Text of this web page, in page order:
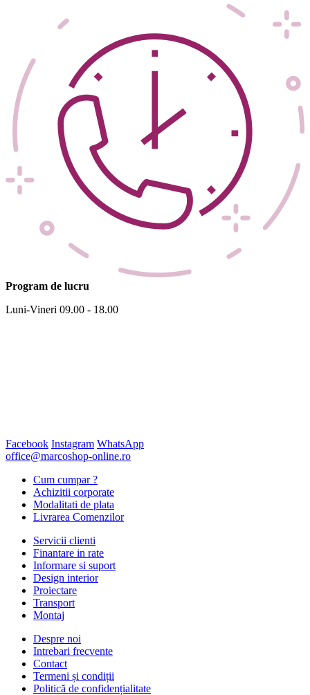
Program de lucru
Luni-Vineri 09.00 - 18.00
Facebook Instagram WhatsApp
office@marcoshop-online.ro
Cum cumpar ?
Achizitii corporate
Modalitati de plata
Livrarea Comenzilor
Servicii clienti
Finantare in rate
Informare si suport
Design interior
Proiectare
Transport
Montaj
Despre noi
Intrebari frecvente
Contact
Termeni și condiții
Politică de confidențialitate